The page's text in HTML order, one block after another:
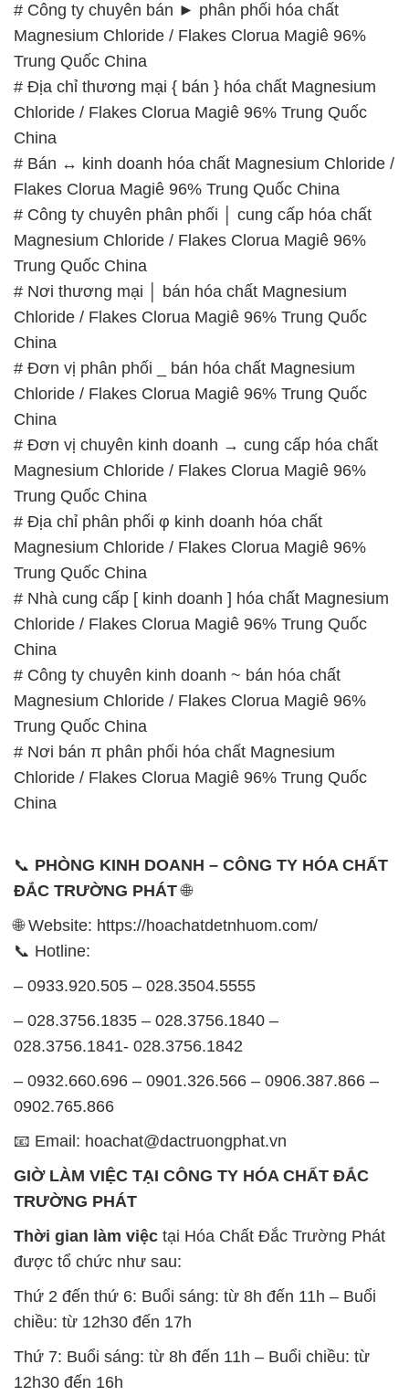
# Công ty chuyên bán ► phân phối hóa chất
Magnesium Chloride / Flakes Clorua Magiê 96%
Trung Quốc China
# Địa chỉ thương mại { bán } hóa chất Magnesium
Chloride / Flakes Clorua Magiê 96% Trung Quốc
China
# Bán ↔ kinh doanh hóa chất Magnesium Chloride /
Flakes Clorua Magiê 96% Trung Quốc China
# Công ty chuyên phân phối │ cung cấp hóa chất
Magnesium Chloride / Flakes Clorua Magiê 96%
Trung Quốc China
# Nơi thương mại │ bán hóa chất Magnesium
Chloride / Flakes Clorua Magiê 96% Trung Quốc
China
# Đơn vị phân phối _ bán hóa chất Magnesium
Chloride / Flakes Clorua Magiê 96% Trung Quốc
China
# Đơn vị chuyên kinh doanh → cung cấp hóa chất
Magnesium Chloride / Flakes Clorua Magiê 96%
Trung Quốc China
# Địa chỉ phân phối φ kinh doanh hóa chất
Magnesium Chloride / Flakes Clorua Magiê 96%
Trung Quốc China
# Nhà cung cấp [ kinh doanh ] hóa chất Magnesium
Chloride / Flakes Clorua Magiê 96% Trung Quốc
China
# Công ty chuyên kinh doanh ~ bán hóa chất
Magnesium Chloride / Flakes Clorua Magiê 96%
Trung Quốc China
# Nơi bán π phân phối hóa chất Magnesium
Chloride / Flakes Clorua Magiê 96% Trung Quốc
China
📞 PHÒNG KINH DOANH – CÔNG TY HÓA CHẤT
ĐẮC TRƯỜNG PHÁT🌐
🌐 Website: https://hoachatdetnhuom.com/
📞 Hotline:
– 0933.920.505 – 028.3504.5555
– 028.3756.1835 – 028.3756.1840 –
028.3756.1841- 028.3756.1842
– 0932.660.696 – 0901.326.566 – 0906.387.866 –
0902.765.866
📧 Email: hoachat@dactruongphat.vn
GIỜ LÀM VIỆC TẠI CÔNG TY HÓA CHẤT ĐẮC
TRƯỜNG PHÁT
Thời gian làm việc tại Hóa Chất Đắc Trường Phát
được tổ chức như sau:
Thứ 2 đến thứ 6: Buổi sáng: từ 8h đến 11h – Buổi
chiều: từ 12h30 đến 17h
Thứ 7: Buổi sáng: từ 8h đến 11h – Buổi chiều: từ
12h30 đến 16h